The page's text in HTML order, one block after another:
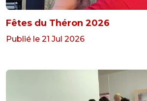
Fêtes du Théron 2026
Publié le 21 Jul 2026